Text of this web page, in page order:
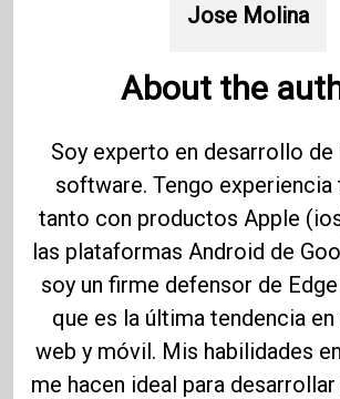
Jose Molina
About the
Soy experto en desarrollo de
software. Tengo experiencia
tanto con productos Apple
las plataformas Android de
soy un firme defensor de
que es la última tendencia
web y móvil. Mis habilidades
me hacen ideal para